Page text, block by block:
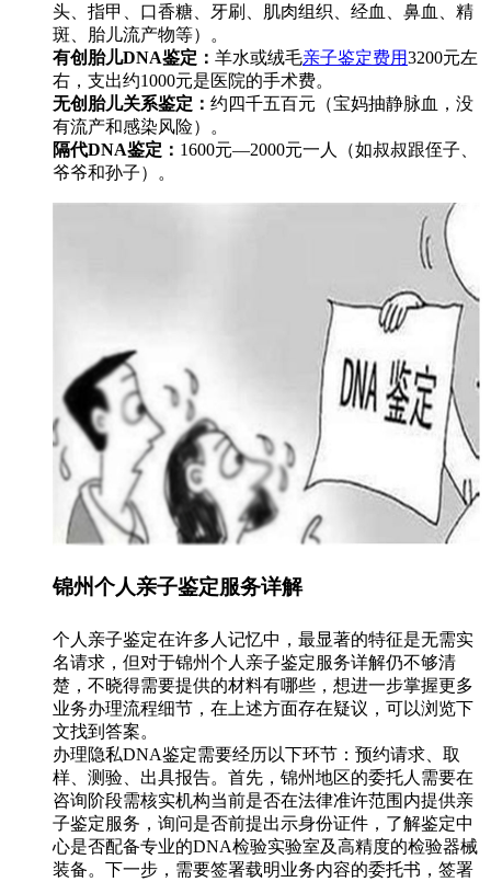
头、指甲、口香糖、牙刷、肌肉组织、经血、鼻血、精
斑、胎儿流产物等）。
有创胎儿DNA鉴定： 羊水或绒毛亲子鉴定费用3200元左
右，支出约1000元是医院的手术费。
无创胎儿关系鉴定： 约四千五百元（宝妈抽静脉血，没
有流产和感染风险）。
隔代DNA鉴定： 1600元—2000元一人（如叔叔跟侄子、
爷爷和孙子）。
锦州个人亲子鉴定服务详解
个人亲子鉴定在许多人记忆中，最显著的特征是无需实
名请求，但对于锦州个人亲子鉴定服务详解仍不够清
楚，不晓得需要提供的材料有哪些，想进一步掌握更多
业务办理流程细节，在上述方面存在疑议，可以浏览下
文找到答案。
办理隐私DNA鉴定需要经历以下环节：预约请求、取
样、测验、出具报告。首先，锦州地区的委托人需要在
咨询阶段需核实机构当前是否在法律准许范围内提供亲
子鉴定服务，询问是否前提出示身份证件，了解鉴定中
心是否配备专业的DNA检验实验室及高精度的检验器械
装备。下一步，需要签署载明业务内容的委托书，签署